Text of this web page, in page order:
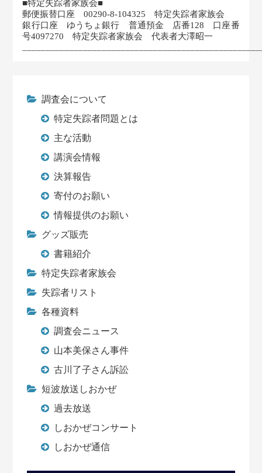
■特定失踪者家族会■
郵便振替口座 00290-8-104325 特定失踪者家族会
銀行口座 ゆうちょ銀行 普通預金 店番128 口座番
号4097270 特定失踪者家族会 代表者大澤昭一
調査会について
特定失踪者問題とは
主な活動
講演会情報
決算報告
寄付のお願い
情報提供のお願い
グッズ販売
書籍紹介
特定失踪者家族会
失踪者リスト
各種資料
調査会ニュース
山本美保さん事件
古川了子さん訴訟
短波放送しおかぜ
過去放送
しおかぜコンサート
しおかぜ通信